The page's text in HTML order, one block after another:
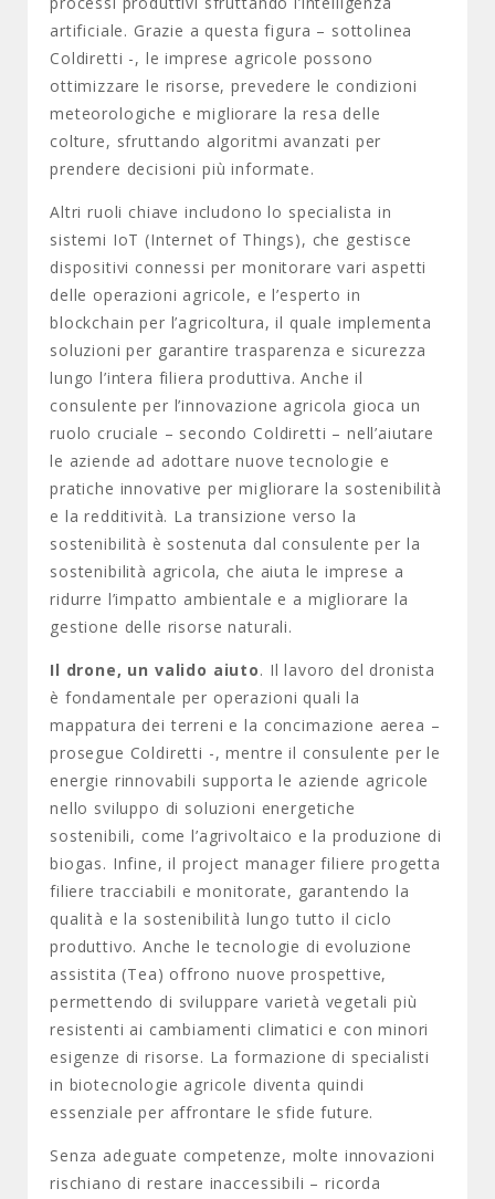
artificiale. Grazie a questa figura – sottolinea
Coldiretti -, le imprese agricole possono
ottimizzare le risorse, prevedere le condizioni
meteorologiche e migliorare la resa delle
colture, sfruttando algoritmi avanzati per
prendere decisioni più informate.
Altri ruoli chiave includono lo specialista in
sistemi IoT (Internet of Things), che gestisce
dispositivi connessi per monitorare vari aspetti
delle operazioni agricole, e l’esperto in
blockchain per l’agricoltura, il quale implementa
soluzioni per garantire trasparenza e sicurezza
lungo l’intera filiera produttiva. Anche il
consulente per l’innovazione agricola gioca un
ruolo cruciale – secondo Coldiretti – nell’aiutare
le aziende ad adottare nuove tecnologie e
pratiche innovative per migliorare la sostenibilità
e la redditività. La transizione verso la
sostenibilità è sostenuta dal consulente per la
sostenibilità agricola, che aiuta le imprese a
ridurre l’impatto ambientale e a migliorare la
gestione delle risorse naturali.
Il drone, un valido aiuto. Il lavoro del dronista
è fondamentale per operazioni quali la
mappatura dei terreni e la concimazione aerea –
prosegue Coldiretti -, mentre il consulente per le
energie rinnovabili supporta le aziende agricole
nello sviluppo di soluzioni energetiche
sostenibili, come l’agrivoltaico e la produzione di
biogas. Infine, il project manager filiere progetta
filiere tracciabili e monitorate, garantendo la
qualità e la sostenibilità lungo tutto il ciclo
produttivo. Anche le tecnologie di evoluzione
assistita (Tea) offrono nuove prospettive,
permettendo di sviluppare varietà vegetali più
resistenti ai cambiamenti climatici e con minori
esigenze di risorse. La formazione di specialisti
in biotecnologie agricole diventa quindi
essenziale per affrontare le sfide future.
Senza adeguate competenze, molte innovazioni
rischiano di restare inaccessibili – ricorda